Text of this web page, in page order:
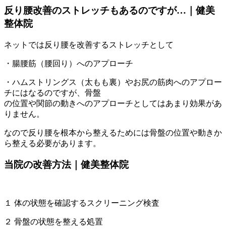
反り腰改善のストレッチもあるのですが…｜健美
整体院
ネットでは反り腰を改善するストレッチとして
・腸腰筋（腰回り）へのアプローチ
・ハムストリングス（太もも裏）やお尻の筋肉へのアプロー
チにはなるのですが、骨盤
の位置や関節の動きへのアプローチとしてはあまり効果があ
りません。
なので反り腰を根本から整えるためには骨盤の位置や動きか
ら整える必要があります。
当院の改善方法｜健美整体院
１ 体の状態を確認するスクリーニング検査
２ 骨盤の状態を整える処置